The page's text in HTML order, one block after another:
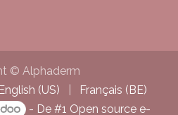
© Alphaderm
English (US)
Français (BE)
- De #1 Open source e-